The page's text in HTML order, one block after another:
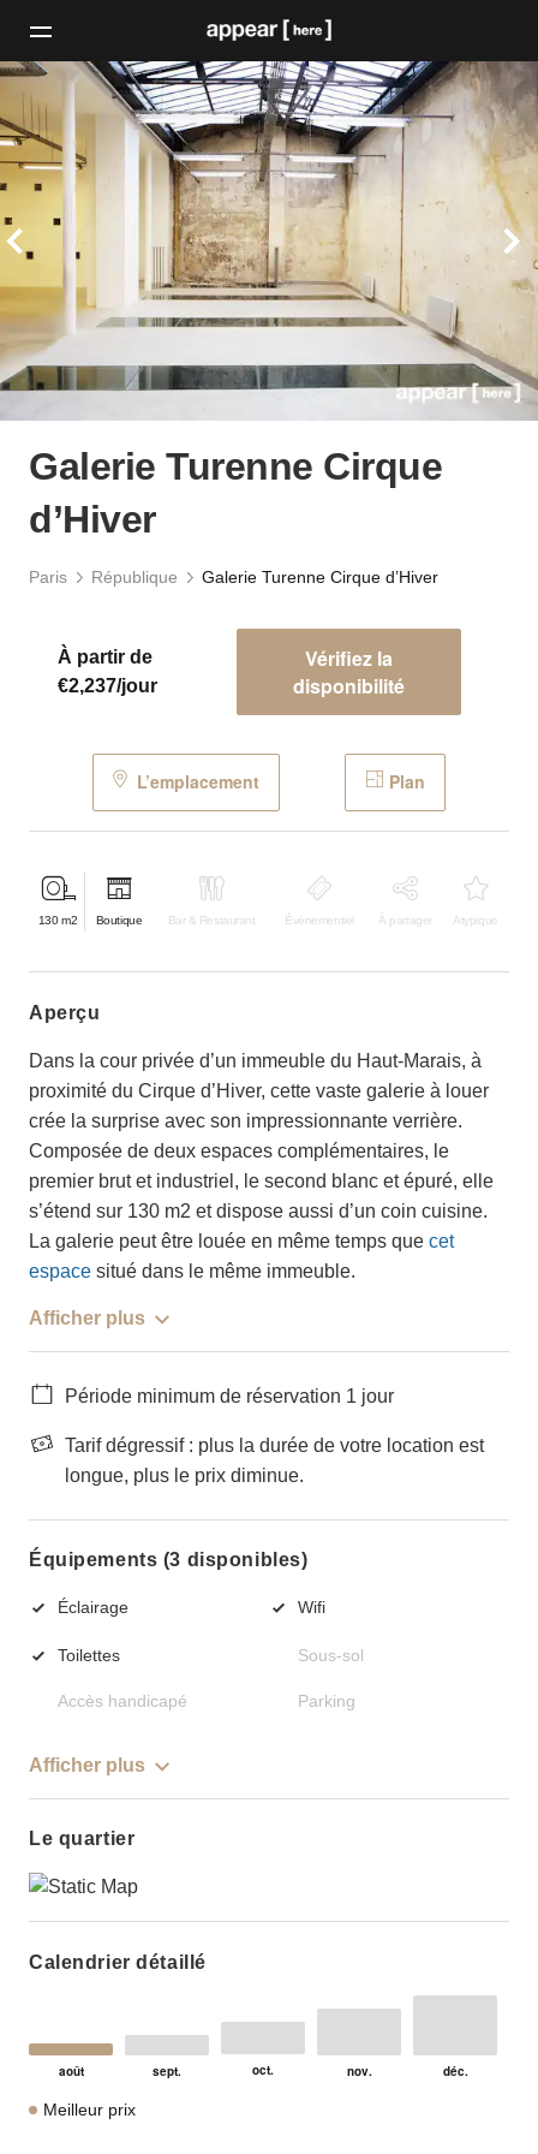
Galerie Turenne Cirque
d’Hiver
Paris République Galerie Turenne Cirque d’Hiver
À partir de
€2,237/jour
Vérifiez la
disponibilité
L’emplacement Plan
130 m2 Boutique Bar & Restaurant Événementiel À partager Atypique
aperçu
Dans la cour privée d’un immeuble du Haut-Marais, à
proximité du Cirque d’Hiver, cette vaste galerie à louer
crée la surprise avec son impressionnante verrière.
Composée de deux espaces complémentaires, le
premier brut et industriel, le second blanc et épuré, elle
s’étend sur 130 m2 et dispose aussi d’un coin cuisine.
La galerie peut être louée en même temps que cet
espace situé dans le même immeuble.
Afficher plus
Période minimum de réservation 1 jour
Tarif dégressif : plus la durée de votre location est
longue, plus le prix diminue.
Équipements (3 disponibles)
Éclairage Wifi
Toilettes Sous-sol
Accès handicapé Parking
Afficher plus
Le quartier
Calendrier détaillé
Meilleur prix